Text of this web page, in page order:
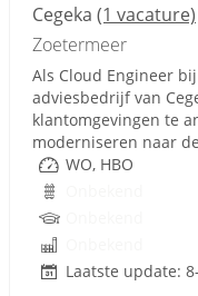
Cegeka (1 vacature)
Zoetermeer
Als Cloud Engineer
adviesbedrijf van
klantomgevingen te
moderniseren naar
WO, HBO
Laatste update: